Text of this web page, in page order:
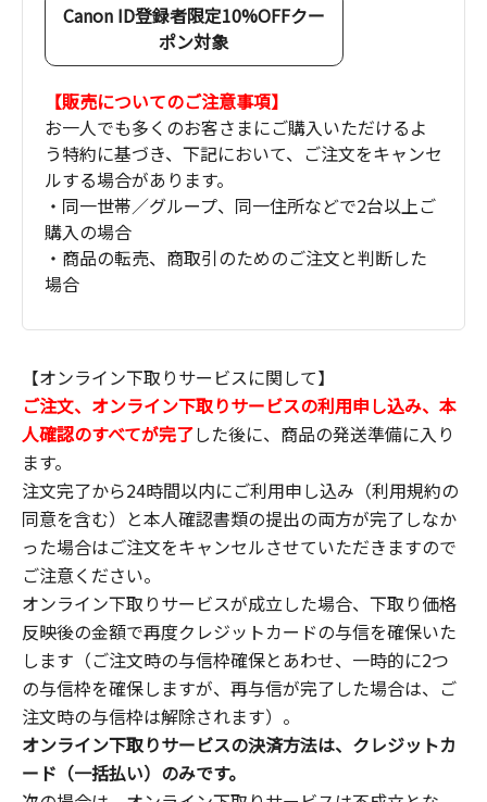
Canon ID登録者限定10%OFFクー
ポン対象
【販売についてのご注意事項】
お一人でも多くのお客さまにご購入いただけるよ
う特約に基づき、下記において、ご注文をキャンセ
ルする場合があります。
・同一世帯／グループ、同一住所などで2台以上ご
購入の場合
・商品の転売、商取引のためのご注文と判断した
場合
【オンライン下取りサービスに関して】
ご注文、オンライン下取りサービスの利用申し込み、本
人確認のすべてが完了した後に、商品の発送準備に入り
ます。
注文完了から24時間以内にご利用申し込み（利用規約の
同意を含む）と本人確認書類の提出の両方が完了しなか
った場合はご注文をキャンセルさせていただきますので
ご注意ください。
オンライン下取りサービスが成立した場合、下取り価格
反映後の金額で再度クレジットカードの与信を確保いた
します（ご注文時の与信枠確保とあわせ、一時的に2つ
の与信枠を確保しますが、再与信が完了した場合は、ご
注文時の与信枠は解除されます）。
オンライン下取りサービスの決済方法は、クレジットカ
ード（一括払い）のみです。